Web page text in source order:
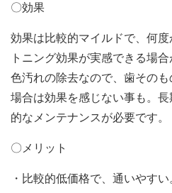
〇効果
効果は比較的マイルドで、何
トニング効果が実感できる場
色汚れの除去なので、歯その
場合は効果を感じない事も。
的なメンテナンスが必要です。
〇メリット
・比較的低価格で、通いやすい